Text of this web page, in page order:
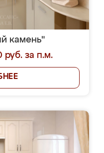
камень"
руб. за п.м.